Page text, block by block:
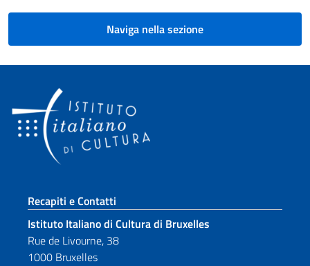
Naviga nella sezione
Sezione footer
Recapiti e Contatti
Istituto Italiano di Cultura di Bruxelles
Rue de Livourne, 38
1000 Bruxelles